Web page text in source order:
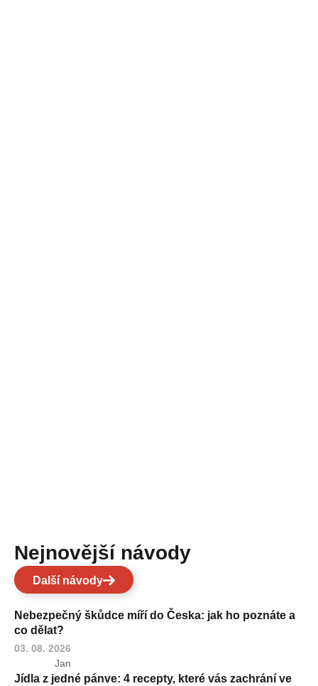
Nejnovější návody
Další návody
Nebezpečný škůdce míří do Česka: jak ho poznáte a
co dělat?
03. 08. 2026
Jan
Jídla z jedné pánve: 4 recepty, které vás zachrání ve